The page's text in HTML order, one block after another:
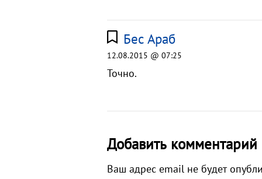
Бес Араб
12.08.2015 @ 07:25
Точно.
Добавить комментарий
Ваш адрес email не будет